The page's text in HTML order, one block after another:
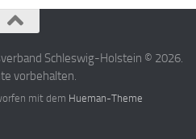
Schleswig-Holstein © 2026.
vorbehalten.
mit dem Hueman-Theme